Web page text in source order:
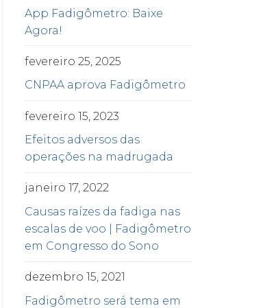
App Fadigômetro: Baixe
Agora!
fevereiro 25, 2025
CNPAA aprova Fadigômetro
fevereiro 15, 2023
Efeitos adversos das
operações na madrugada
janeiro 17, 2022
Causas raízes da fadiga nas
escalas de voo | Fadigômetro
em Congresso do Sono
dezembro 15, 2021
Fadigômetro será tema em